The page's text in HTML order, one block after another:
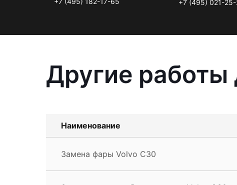
+7 (495) 021-25-
Другие работы
Наименование
Замена фары Volvo C30